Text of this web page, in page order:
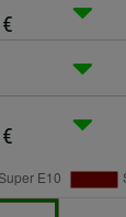
€
€